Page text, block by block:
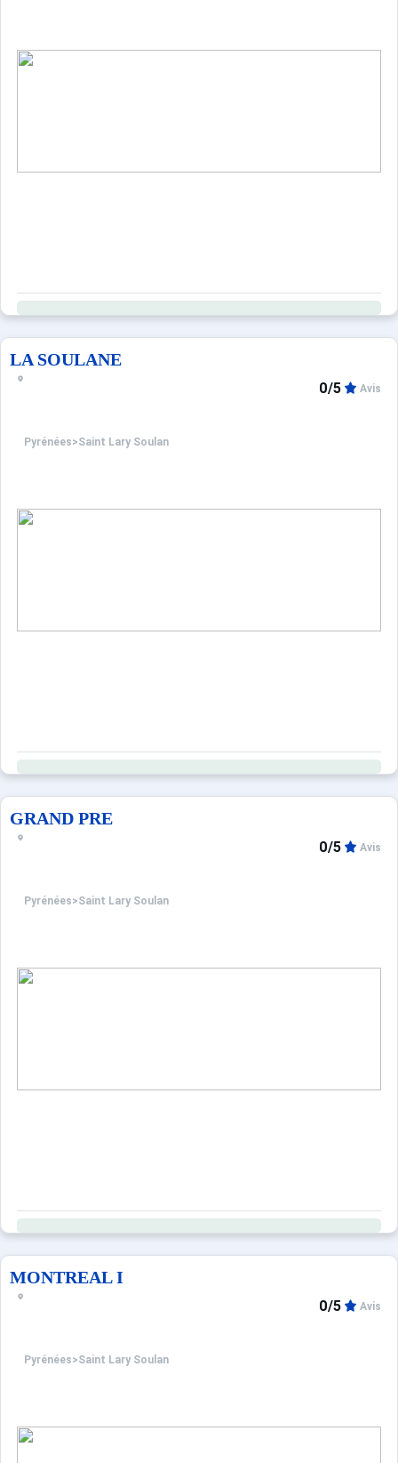
LA SOULANE
Pyrénées>Saint Lary Soulan
0/5 Avis
GRAND PRE
Pyrénées>Saint Lary Soulan
0/5 Avis
MONTREAL I
Pyrénées>Saint Lary Soulan
0/5 Avis